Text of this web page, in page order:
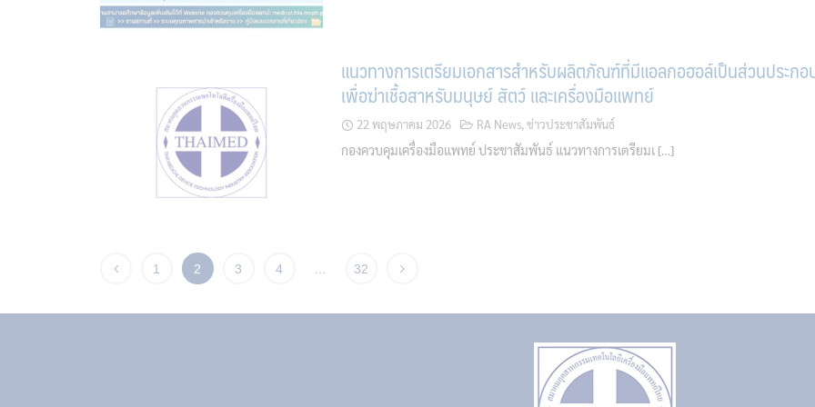
แนวทางการเตรียมเอกสารสำหรับผลิตภัณฑ์ที่มีแอลกอฮอล์เป็นส่วนประกอ
เพื่อฆ่าเชื้อสาหรับมนุษย์ สัตว์ และเครื่องมือแพทย์
22 พฤษภาคม 2026 RA News, ข่าวประชาสัมพันธ์
กองควบคุมเครื่องมือแพทย์ ประชาสัมพันธ์ แนวทางการเตรียมเ […]
1 2 3 4 32